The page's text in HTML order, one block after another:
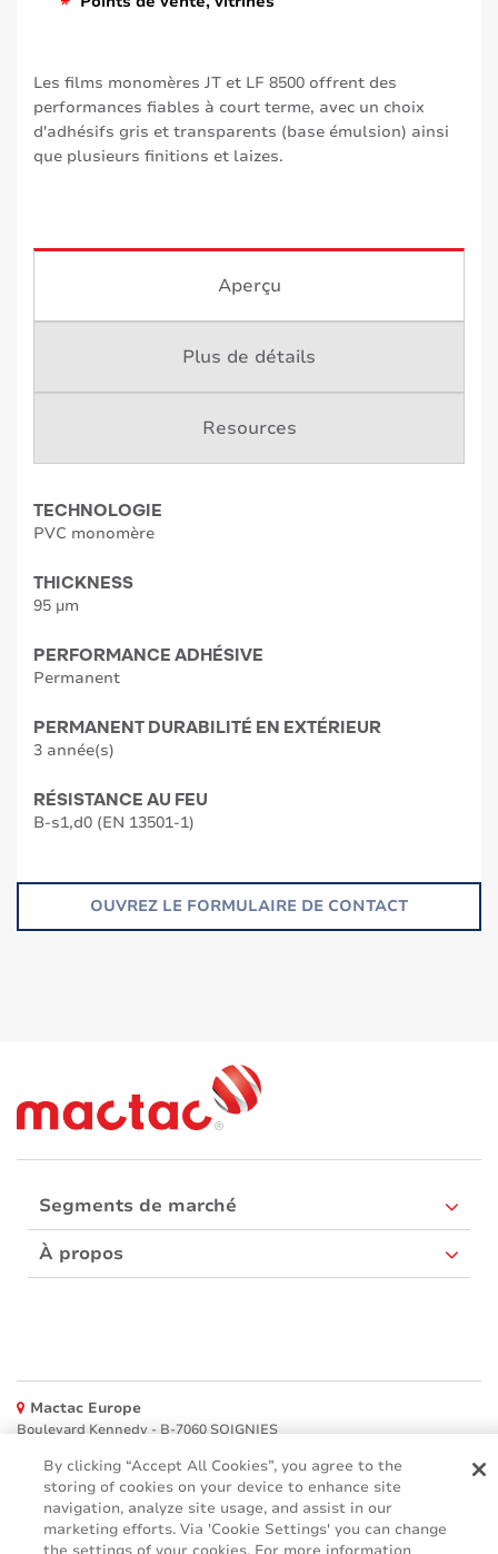
Les films monomères JT et LF 8500 offrent des
performances fiables à court terme, avec un choix
d'adhésifs gris et transparents (base émulsion) ainsi
que plusieurs finitions et laizes.
Aperçu
Plus de détails
Resources
TECHNOLOGIE
PVC monomère
THICKNESS
95 µm
PERFORMANCE ADHÉSIVE
Permanent
PERMANENT DURABILITÉ EN EXTÉRIEUR
3 année(s)
RÉSISTANCE AU FEU
B-s1,d0 (EN 13501-1)
OUVREZ LE FORMULAIRE DE CONTACT
Segments de marché
À propos
Mactac Europe
Boulevard Kennedy - B-7060 SOIGNIES
Websites
Mactac creative awards
www.mactaccreativeawards.com
By clicking “Accept All Cookies”, you agree to the
storing of cookies on your device to enhance site
navigation, analyze site usage, and assist in our
marketing efforts. Via 'Cookie Settings' you can change